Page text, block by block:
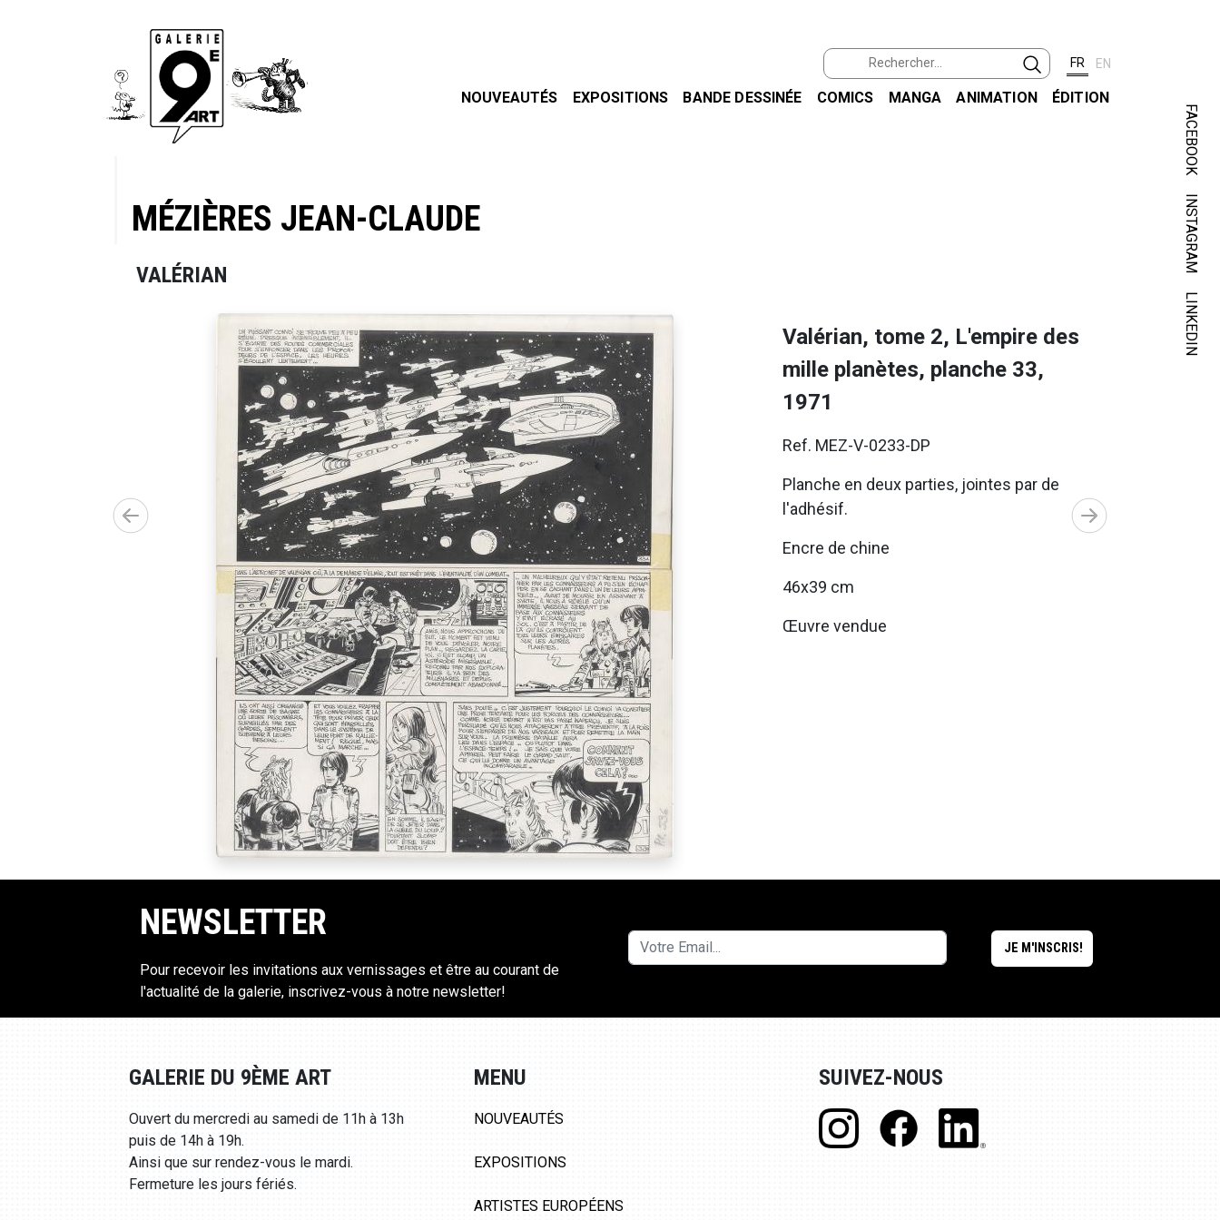
FR EN
NOUVEAUTÉS EXPOSITIONS BANDE DESSINÉE COMICS MANGA ANIMATION ÉDITION
FACEBOOK
INSTAGRAM
LINKEDIN
MÉZIÈRES JEAN-CLAUDE
VALÉRIAN
Valérian, tome 2, L'empire des
mille planètes, planche 33,
1971
Ref. MEZ-V-0233-DP
Planche en deux parties, jointes par de
l'adhésif.
Encre de chine
46x39 cm
Œuvre vendue
NEWSLETTER
Pour recevoir les invitations aux vernissages et être au courant de
l'actualité de la galerie, inscrivez-vous à notre newsletter!
GALERIE DU 9ÈME ART
Ouvert du mercredi au samedi de 11h à 13h
puis de 14h à 19h.
Ainsi que sur rendez-vous le mardi.
Fermeture les jours fériés.
MENU
NOUVEAUTÉS
EXPOSITIONS
ARTISTES EUROPÉENS
SUIVEZ-NOUS